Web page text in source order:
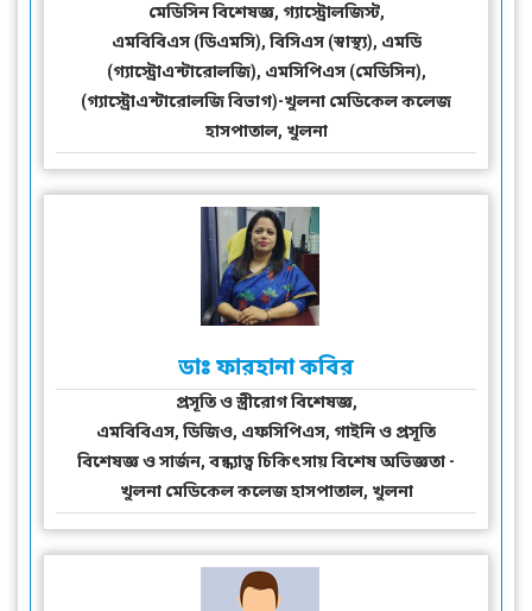
মেডিসিন বিশেষজ্ঞ, গ্যাস্ট্রোলজিস্ট,
এমবিবিএস (ডিএমসি), বিসিএস (স্বাস্থ্য), এমডি
(গ্যাস্ট্রোএন্টারোলজি), এমসিপিএস (মেডিসিন),
(গ্যাস্ট্রোএন্টারোলজি বিভাগ)-খুলনা মেডিকেল কলেজ
হাসপাতাল, খুলনা
ডাঃ ফারহানা কবির
প্রসূতি ও স্ত্রীরোগ বিশেষজ্ঞ,
এমবিবিএস, ডিজিও, এফসিপিএস, গাইনি ও প্রসূতি
বিশেষজ্ঞ ও সার্জন, বন্ধ্যাত্ব চিকিৎসায় বিশেষ অভিজ্ঞতা -
খুলনা মেডিকেল কলেজ হাসপাতাল, খুলনা